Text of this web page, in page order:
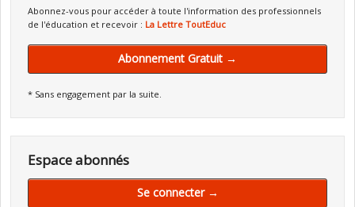
Abonnez-vous pour accéder à toute l'information des professionnels
de l'éducation et recevoir : La Lettre ToutEduc
Abonnement Gratuit →
* Sans engagement par la suite.
Espace abonnés
Se connecter →